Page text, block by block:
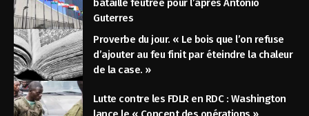
bataille feutrée pour l’après Antonio
Guterres
Proverbe du jour. « Le bois que l’on refuse
d’ajouter au feu finit par éteindre la chaleur
de la case. »
Lutte contre les FDLR en RDC : Washington